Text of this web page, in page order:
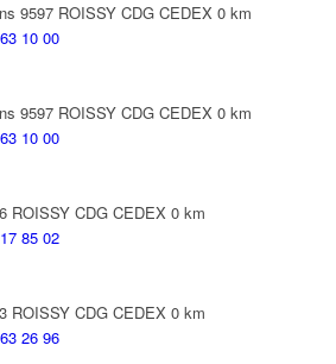
9597 ROISSY CDG CEDEX 0 km
10 00
9597 ROISSY CDG CEDEX 0 km
10 00
ROISSY CDG CEDEX 0 km
85 02
ROISSY CDG CEDEX 0 km
26 96